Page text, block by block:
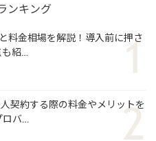
ンキング
料金相場を解説！導入前に押さ
も紹…
契約する際の料金やメリットを
ロバ…